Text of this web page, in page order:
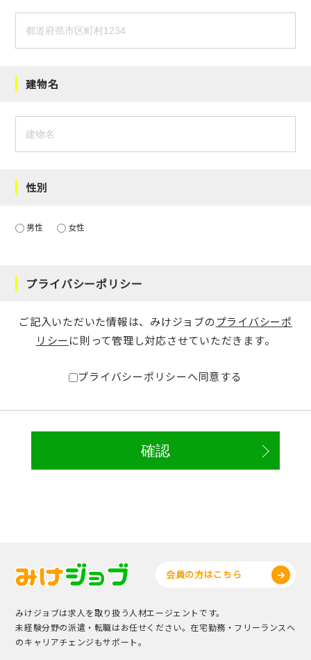
建物名
性別
男性 女性
プライバシーポリシー
ご記入いただいた情報は、みけジョブのプライバシーポ
リシー に則って管理し対応させていただきます。
プライバシーポリシーへ同意する
会員の方はこちら
みけジョブは求人を取り扱う人材エージェントです。
未経験分野の派遣・転職はお任せください。在宅勤務・フリーランスへ
のキャリアチェンジもサポート。